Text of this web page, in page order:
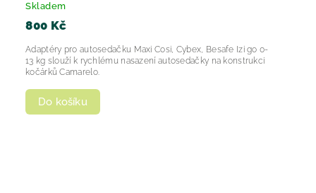
Skladem
800 Kč
Do košíku
Adaptéry pro autosedačku Maxi Cosi, Cybex, Besafe Izi go 0-
13 kg slouží k rychlému nasazení autosedačky na konstrukci
kočárků Camarelo.